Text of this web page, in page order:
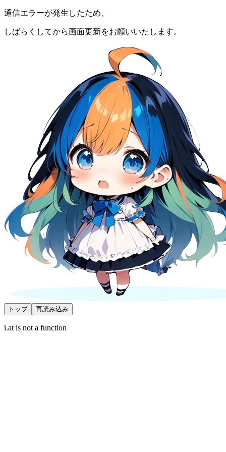
通信エラーが発生したため、
しばらくしてから画面更新をお願いいたします。
トップ 再読み込み
i.at is not a function